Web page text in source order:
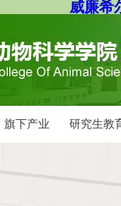
威廉希
旗下产业 研究生教